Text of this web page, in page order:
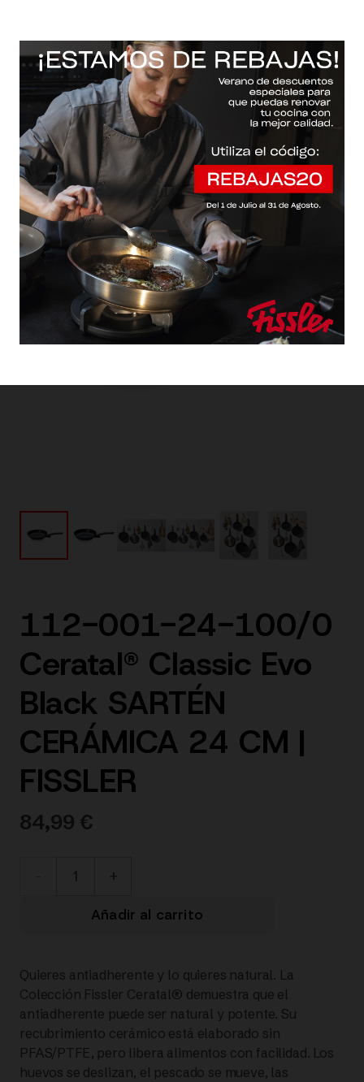
Inicio / Fissler Web / Sartenes
Ceratal® classic evo black
112-001-24-100/0
Ceratal® Classic Evo
Black SARTÉN
CERÁMICA 24 CM |
FISSLER
84,99 €
100/0
Ceratal®
Classic
Añadir al carrito
Quieres antiadherente y lo quieres natural. La
Colección Fissler Ceratal® demuestra que el
antiadherente puede ser natural y potente. Su
recubrimiento cerámico está elaborado sin
PFAS/PTFE, pero libera alimentos con facilidad. Los
huevos se deslizan, el pescado se mueve, las